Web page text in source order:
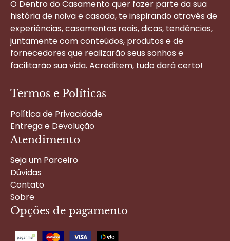
O Dentro do Casamento quer fazer parte da sua
história de noiva e casada, te inspirando através de
experiências, casamentos reais, dicas, tendências,
juntamente com conteúdos, produtos e de
fornecedores que realizarão seus sonhos e
facilitarão sua vida. Acreditem, tudo dará certo!
Termos e Políticas
Política de Privacidade
Entrega e Devolução
Atendimento
Seja um Parceiro
Dúvidas
Contato
Sobre
Opções de pagamento